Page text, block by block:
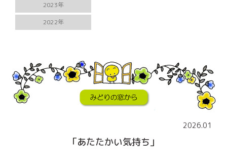
2023年
2022年
2026.01
「あたたかい気持ち」